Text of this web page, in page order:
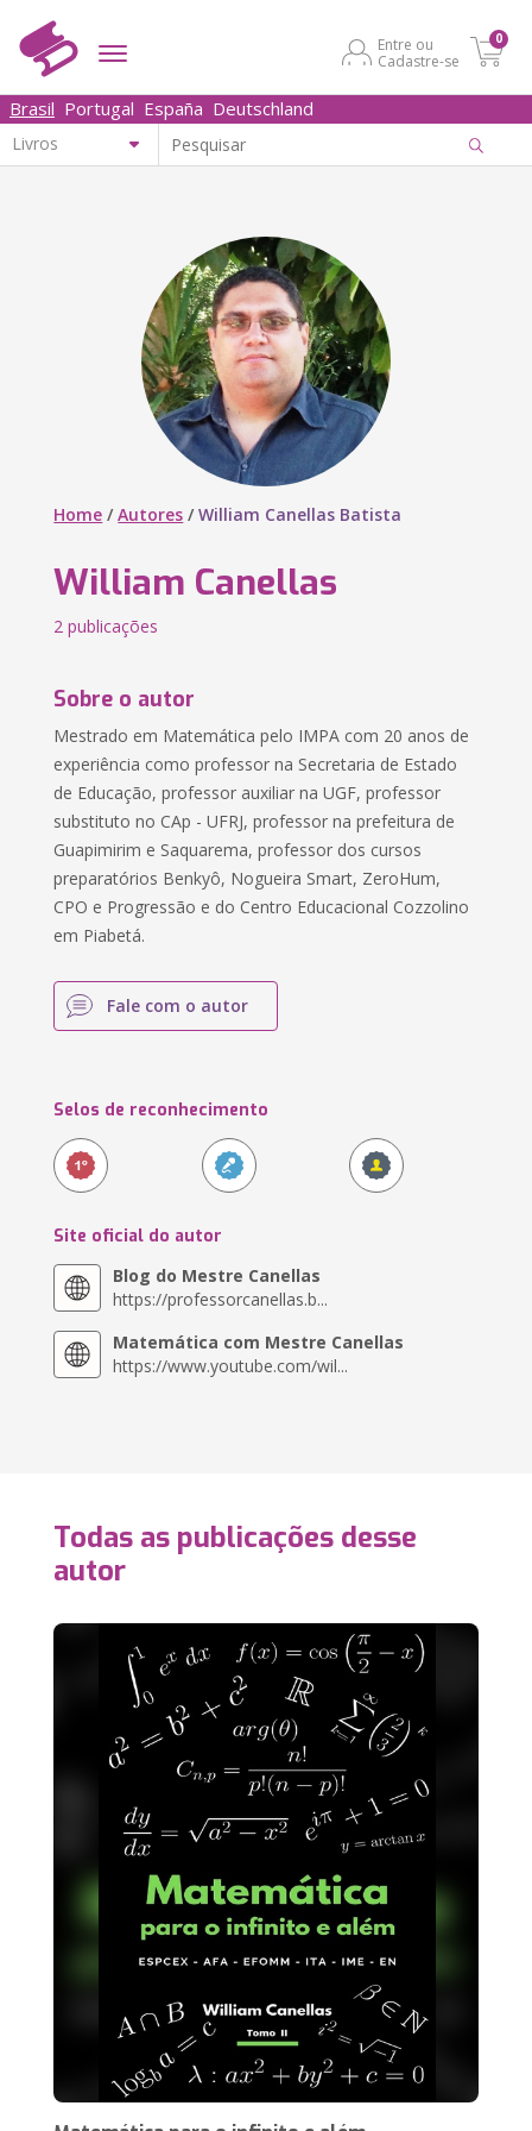
Entre ou
Cadastre-se
0
Brasil Portugal España Deutschland
Home /Autores /William Canellas Batista
William Canellas
2 publicações
Sobre o autor
Mestrado em Matemática pelo IMPA com 20 anos de
experiência como professor na Secretaria de Estado
de Educação, professor auxiliar na UGF, professor
substituto no CAp - UFRJ, professor na prefeitura de
Guapimirim e Saquarema, professor dos cursos
preparatórios Benkyô, Nogueira Smart, ZeroHum,
CPO e Progressão e do Centro Educacional Cozzolino
em Piabetá.
Fale com o autor
Selos de reconhecimento
Site oficial do autor
Blog do Mestre Canellas
https://professorcanellas.b...
Matemática com Mestre Canellas
https://www.youtube.com/wil...
Todas as publicações desse
autor